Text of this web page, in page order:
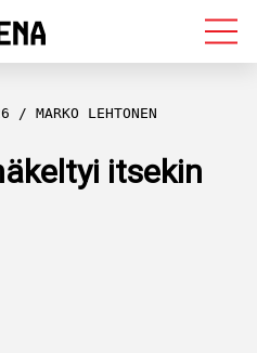
MARKO LEHTONEN
itsekin